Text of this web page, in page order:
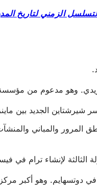
الزمني لتاريخ
وهو مدعوم من مؤسسة
شيرشتاين الجديد بين
والمنشآت التي تحمل أسماء
ترام في فيسبادن في
دوتسهايم. وهو أكبر مركز